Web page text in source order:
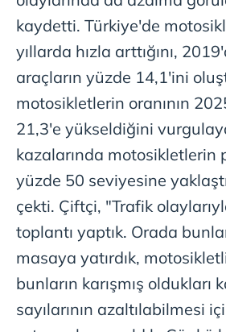
kaydetti. Türkiye'de
yıllarda hızla arttığını,
araçların yüzde 14,1'ini
motosikletlerin oranının
21,3'e yükseldiğini
kazalarında motosikletlerin
yüzde 50 seviyesine
çekti. Çiftçi, "Trafik
toplantı yaptık. Orada
masaya yatırdık,
bunların karışmış oldukları
sayılarının azaltılabilmesi